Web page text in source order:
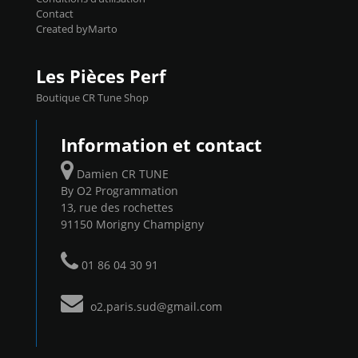
Contact
Created byMarto
Les Pièces Perf
Boutique CR Tune Shop
Information et contact
Damien CR TUNE
By O2 Programmation
13, rue des rochettes
91150 Morigny Champigny
01 86 04 30 91
o2.paris.sud@gmail.com